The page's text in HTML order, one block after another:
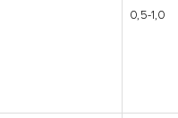
0,5-1,0